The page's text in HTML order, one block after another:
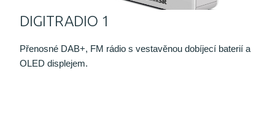
DIGITRADIO 1
Přenosné DAB+, FM rádio s vestavěnou dobíjecí baterií a
OLED displejem.